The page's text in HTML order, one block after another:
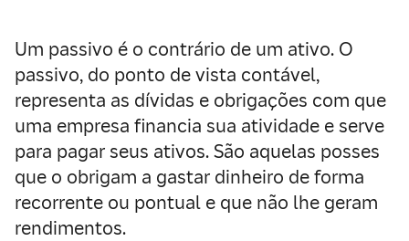
Um passivo é o contrário de um ativo. O
passivo, do ponto de vista contável,
representa as dívidas e obrigações com que
uma empresa financia sua atividade e serve
para pagar seus ativos. São aquelas posses
que o obrigam a gastar dinheiro de forma
recorrente ou pontual e que não lhe geram
rendimentos.